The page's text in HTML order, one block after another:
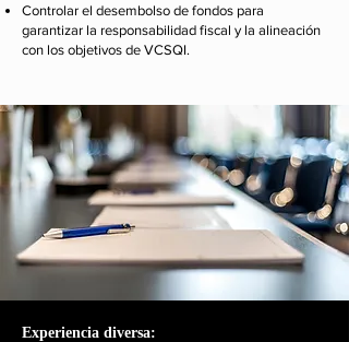
Controlar el desembolso de fondos para
garantizar la responsabilidad fiscal y la alineación
con los objetivos de VCSQI.
Experiencia diversa: